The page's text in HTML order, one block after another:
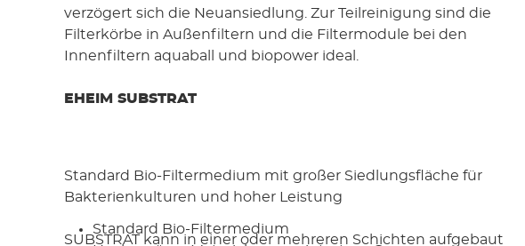
verzögert sich die Neuansiedlung. Zur Teilreinigung sind die
Filterkörbe in Außenfiltern und die Filtermodule bei den
Innenfiltern aquaball und biopower ideal.
EHEIM SUBSTRAT
Standard Bio-Filtermedium mit großer Siedlungsfläche für
Bakterienkulturen und hoher Leistung
SUBSTRAT kann in einer oder mehreren Schichten aufgebaut
Standard Bio-Filtermedium